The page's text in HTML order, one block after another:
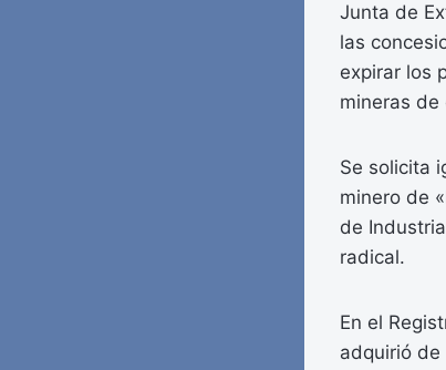
Junta de
las
expirar los
mineras de
Se solicita
minero de
de
radical.
En el
adquirió de